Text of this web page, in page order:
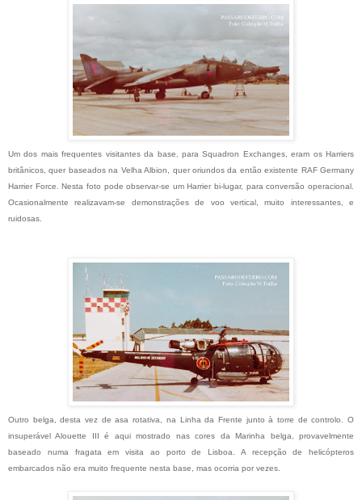
Um dos mais frequentes visitantes da base, para Squadron Exchanges, eram os Harriers
britânicos, quer baseados na Velha Albion, quer oriundos da então existente RAF Germany
Harrier Force. Nesta foto pode observar-se um Harrier bi-lugar, para conversão operacional.
Ocasionalmente realizavam-se demonstrações de voo vertical, muito interessantes, e
ruidosas.
Outro belga, desta vez de asa rotativa, na Linha da Frente junto à torre de controlo. O
insuperável Alouette III é aqui mostrado nas cores da Marinha belga, provavelmente
baseado numa fragata em visita ao porto de Lisboa. A recepção de helicópteros
embarcados não era muito frequente nesta base, mas ocorria por vezes.